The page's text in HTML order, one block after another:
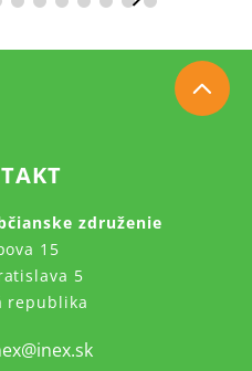
združenie
15
5
republika